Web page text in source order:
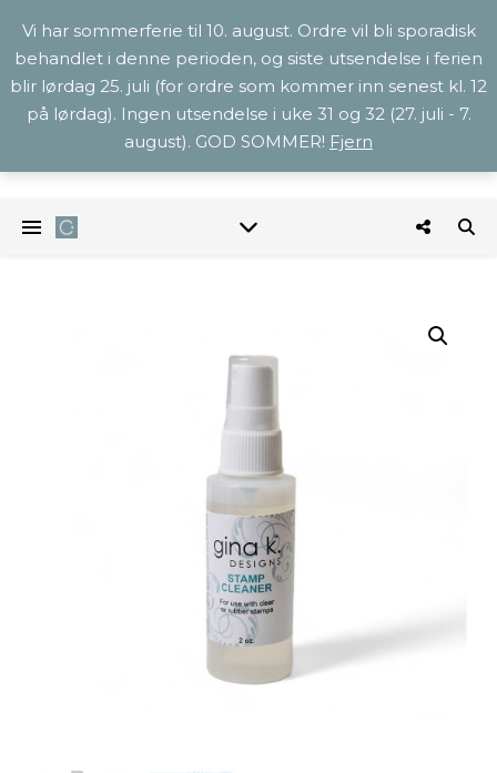
Vi har sommerferie til 10. august. Ordre vil bli sporadisk
behandlet i denne perioden, og siste utsendelse i ferien
blir lørdag 25. juli (for ordre som kommer inn senest kl. 12
på lørdag). Ingen utsendelse i uke 31 og 32 (27. juli - 7.
august). GOD SOMMER! Fjern